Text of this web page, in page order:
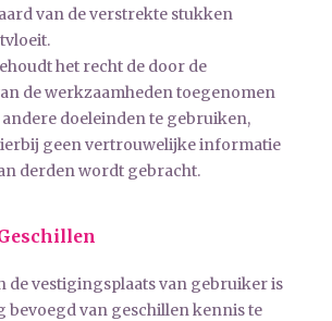
van de verstrekte stukken
het recht de door de
de werkzaamheden toegenomen
doeleinden te gebruiken,
geen vertrouwelijke informatie
derden wordt gebracht.
de vestigingsplaats van gebruiker is
bevoegd van geschillen kennis te